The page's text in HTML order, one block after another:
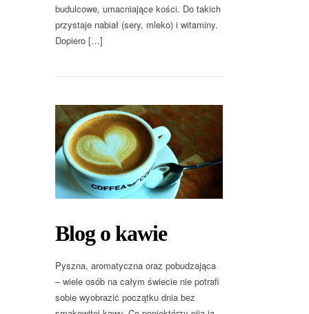
budulcowe, umacniające kości. Do takich
przystaje nabiał (sery, mleko) i witaminy.
Dopiero […]
Blog o kawie
Pyszna, aromatyczna oraz pobudzająca
– wiele osób na całym świecie nie potrafi
sobie wyobrazić początku dnia bez